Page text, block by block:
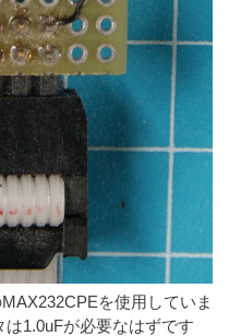
を使用していま
1.0uFが必要なはずです